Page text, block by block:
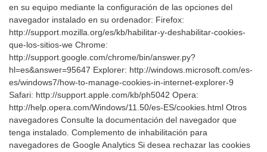
en su equipo mediante la configuración de las opciones del
navegador instalado en su ordenador: Firefox:
http://support.mozilla.org/es/kb/habilitar-y-deshabilitar-cookies-
que-los-sitios-we Chrome:
http://support.google.com/chrome/bin/answer.py?
hl=es&answer=95647 Explorer: http://windows.microsoft.com/es-
es/windows7/how-to-manage-cookies-in-internet-explorer-9
Safari: http://support.apple.com/kb/ph5042 Opera:
http://help.opera.com/Windows/11.50/es-ES/cookies.html Otros
navegadores Consulte la documentación del navegador que
tenga instalado. Complemento de inhabilitación para
navegadores de Google Analytics Si desea rechazar las cookies